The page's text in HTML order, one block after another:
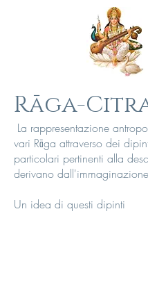
Rāga-
La rappresentazione
vari Rāga attraverso dei
particolari pertinenti alla
derivano
Un idea di questi dipinti